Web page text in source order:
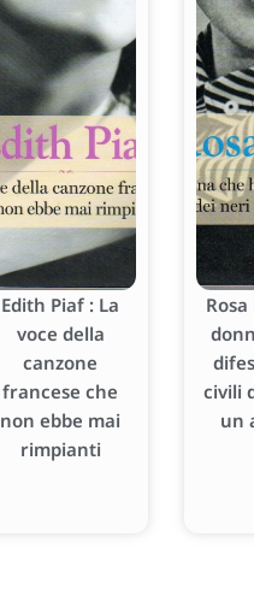
Edith Piaf : La
voce della
canzone
francese che
non ebbe mai
rimpianti
Rosa
civili
un